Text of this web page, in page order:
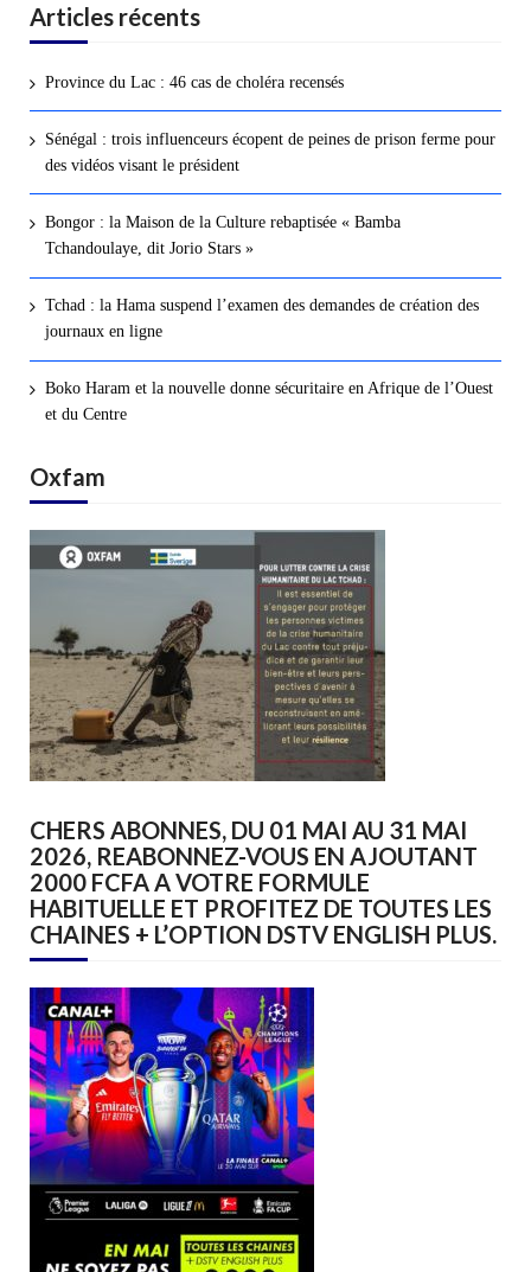
Articles récents
Province du Lac : 46 cas de choléra recensés
Sénégal : trois influenceurs écopent de peines de prison ferme pour
des vidéos visant le président
Bongor : la Maison de la Culture rebaptisée « Bamba
Tchandoulaye, dit Jorio Stars »
Tchad : la Hama suspend l’examen des demandes de création des
journaux en ligne
Boko Haram et la nouvelle donne sécuritaire en Afrique de l’Ouest
et du Centre
Oxfam
CHERS ABONNES, DU 01 MAI AU 31 MAI
2026, REABONNEZ-VOUS EN AJOUTANT
2000 FCFA A VOTRE FORMULE
HABITUELLE ET PROFITEZ DE TOUTES LES
CHAINES + L’OPTION DSTV ENGLISH PLUS.